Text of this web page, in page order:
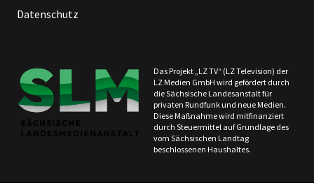
Datenschutz
Das Projekt „LZ TV“ (LZ Television) der
LZ Medien GmbH wird gefördert durch
die Sächsische Landesanstalt für
privaten Rundfunk und neue Medien.
Diese Maßnahme wird mitfinanziert
durch Steuermittel auf Grundlage des
vom Sächsischen Landtag
beschlossenen Haushaltes.